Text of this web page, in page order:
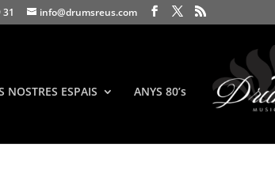
info@drumsreus.com
NOSTRES ESPAIS ANYS 80’s